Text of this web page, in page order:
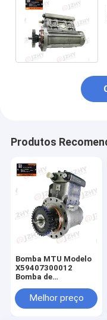
Produtos
Bomba MTU Modelo
X59407300012
Bomba de
com accionamento
mecânico do motor
Melhor preço